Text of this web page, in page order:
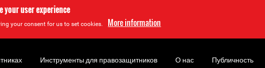
your user experience
your consent for us to set cookies. More information
Инструменты для правозащитников О нас Публичность